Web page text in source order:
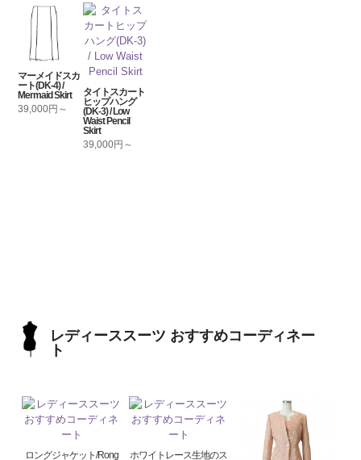
マーメイドスカ
ート(DK-4) /
Mermaid Skirt
39,000円～
タイトスカート
ヒップハング
(DK-3) / Low
Waist Pencil
Skirt
39,000円～
レディーススーツ おすすめコーディネー
ト
ロングジャケット/Rong
ホワイトレース生地のス